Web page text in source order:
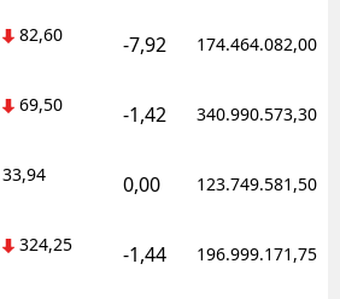
82,60 -7,92 174.464.082,00
69,50 -1,42 340.990.573,30
33,94 0,00 123.749.581,50
324,25 -1,44 196.999.171,75